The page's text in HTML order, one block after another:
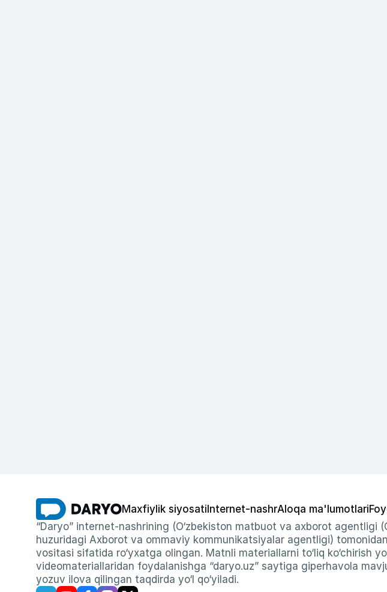
Maxfiylik siyosati Internet-nashrAloqa ma'lumotlari
“Daryo” internet-nashrining (O‘zbekiston matbuot va axborot agentligi
huzuridagi Axborot va ommaviy kommunikatsiyalar agentligi)
vositasi sifatida ro‘yxatga olingan. Matnli materiallarni to‘liq
videomateriallaridan foydalanishga “daryo.uz” saytiga giperhavola
yozuv ilova qilingan taqdirda yo‘l qo‘yiladi.